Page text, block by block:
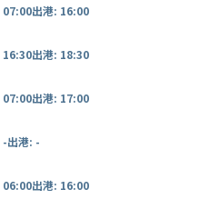
07:00出港: 16:00
16:30出港: 18:30
07:00出港: 17:00
-出港: -
06:00出港: 16:00